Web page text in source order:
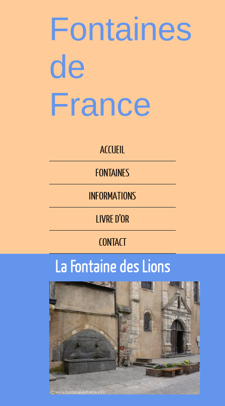
Fontaines
de
France
ACCUEIL
FONTAINES
INFORMATIONS
LIVRE D’OR
CONTACT
La Fontaine des Lions